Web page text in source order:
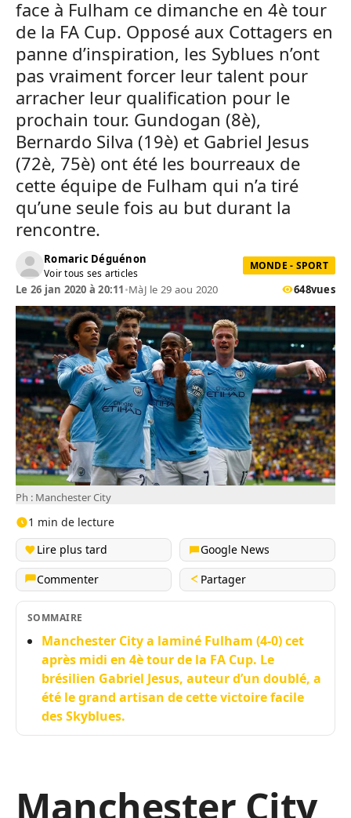
face à Fulham ce dimanche en 4è tour
de la FA Cup. Opposé aux Cottagers en
panne d’inspiration, les Syblues n’ont
pas vraiment forcer leur talent pour
arracher leur qualification pour le
prochain tour. Gundogan (8è),
Bernardo Silva (19è) et Gabriel Jesus
(72è, 75è) ont été les bourreaux de
cette équipe de Fulham qui n’a tiré
qu’une seule fois au but durant la
rencontre.
Romaric Déguénon
Voir tous ses articles
MONDE - SPORT
Le 26 jan 2020 à 20:11•MàJ le 29 aou 2020 648vues
Ph : Manchester City
1 min de lecture
Lire plus tard
Google News
Commenter
Partager
SOMMAIRE
Manchester City a laminé Fulham (4-0) cet
après midi en 4è tour de la FA Cup. Le
brésilien Gabriel Jesus, auteur d’un doublé, a
été le grand artisan de cette victoire facile
des Skyblues.
Manchester City